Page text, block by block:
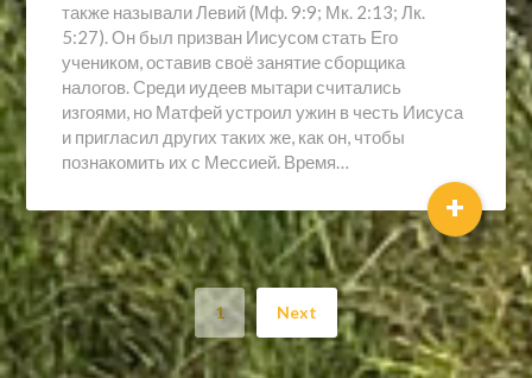
также называли Левий (Мф. 9:9; Мк. 2:13; Лк.
5:27). Он был призван Иисусом стать Его
учеником, оставив своё занятие сборщика
налогов. Среди иудеев мытари считались
изгоями, но Матфей устроил ужин в честь Иисуса
и пригласил других таких же, как он, чтобы
познакомить их с Мессией. Время…
+
1 Next